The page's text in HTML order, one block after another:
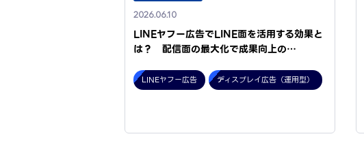
2026.06.10
LINEヤフー広告でLINE面を活用する効果と
は？ 配信面の最大化で成果向上の…
LINEヤフー広告 ディスプレイ広告（運用型）